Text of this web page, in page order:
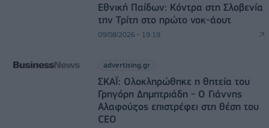
Εθνική Παίδων: Κόντρα στη Σλοβενία
την Τρίτη στο πρώτο νοκ-άουτ
09/08/2026 - 19:19
advertising.gr
ΣΚΑΪ: Ολοκληρώθηκε η θητεία του
Γρηγόρη Δημητριάδη - Ο Γιάννης
Αλαφούζος επιστρέφει στη θέση του
CEO